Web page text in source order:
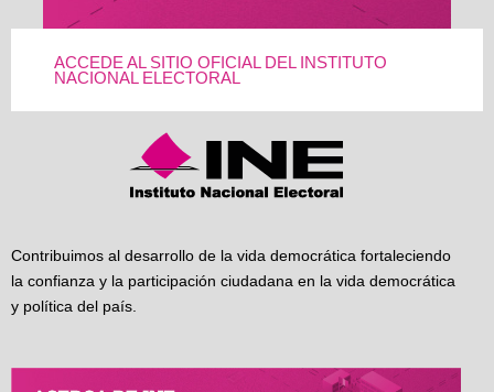
ACCEDE AL SITIO OFICIAL DEL INSTITUTO
NACIONAL ELECTORAL
Contribuimos al desarrollo de la vida democrática fortaleciendo
la confianza y la participación ciudadana en la vida democrática
y política del país.